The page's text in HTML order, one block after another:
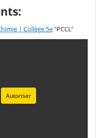
| Collège 5e"PCCL"
Autoriser